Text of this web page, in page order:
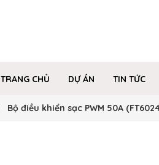
TRANG CHỦ DỰ ÁN TIN TỨC
Bộ điều khiển sạc PWM 50A